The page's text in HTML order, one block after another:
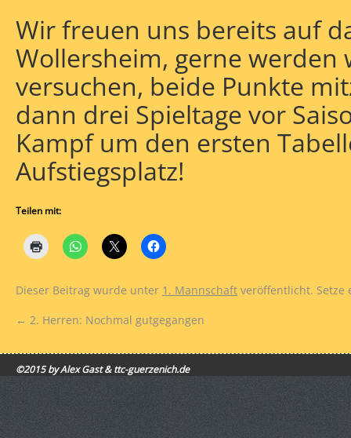
Wir freuen uns bereits auf
Wollersheim, gerne
versuchen, beide Punkte
dann drei Spieltage vor
Kampf um den ersten
Aufstiegsplatz!
Teilen mit:
Dieser Beitrag wurde unter 1. Mannschaft veröffentlicht. Setze
← 2. Herren: Nochmal gutgegangen
©2015 by Alex Gast & ttc-guerzenich.de